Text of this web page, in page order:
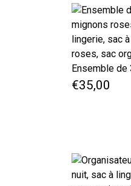
€35,00